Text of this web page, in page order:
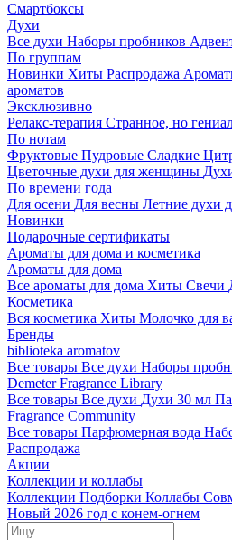
Смартбоксы
Духи
Все духи Наборы пробников
По группам
Новинки Хиты Распродажа
ароматов
Эксклюзивно
Релакс-терапия Странное, но
По нотам
Фруктовые Пудровые Сладкие
Цветочные духи для женщины
По времени года
Для осени Для весны Летние духи
Новинки
Подарочные сертификаты
Ароматы для дома и косметика
Ароматы для дома
Все ароматы для дома Хиты Свечи
Косметика
Вся косметика Хиты Молочко для
Бренды
biblioteka aromatov
Все товары Все духи Наборы
Demeter Fragrance Library
Все товары Все духи Духи 30 мл
Fragrance Community
Все товары Парфюмерная вода
Распродажа
Акции
Коллекции и коллабы
Коллекции Подборки Коллабы
Новый 2026 год с конем-огнем